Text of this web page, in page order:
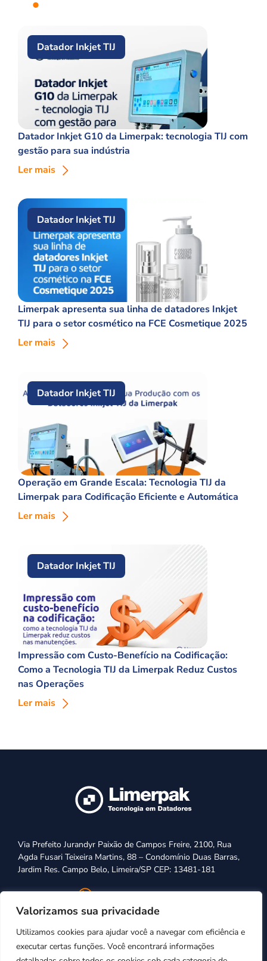
Valorizamos sua privacidade
Utilizamos cookies para ajudar você a navegar com eficiência e
executar certas funções. Você encontrará informações
Datador Inkjet TIJ
Datador Inkjet G10 da Limerpak: tecnologia TIJ com
gestão para sua indústria
Ler mais
Datador Inkjet TIJ
Limerpak apresenta sua linha de datadores Inkjet
TIJ para o setor cosmético na FCE Cosmetique 2025
Ler mais
Datador Inkjet TIJ
Operação em Grande Escala: Tecnologia TIJ da
Limerpak para Codificação Eficiente e Automática
Ler mais
Datador Inkjet TIJ
Impressão com Custo-Benefício na Codificação:
Como a Tecnologia TIJ da Limerpak Reduz Custos
nas Operações
Ler mais
Via Prefeito Jurandyr Paixão de Campos Freire, 2100, Rua
Agda Fusari Teixeira Martins, 88 – Condomínio Duas Barras,
Jardim Res. Campo Belo, Limeira/SP CEP: 13481-181
+55 (19) 3443-1175
vendas@limerpak.com.br